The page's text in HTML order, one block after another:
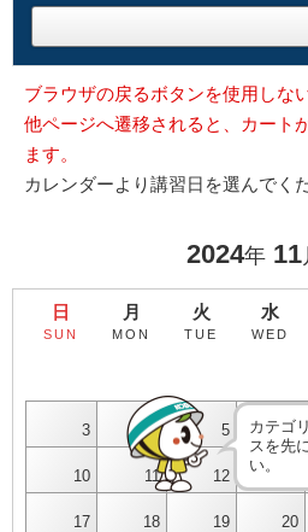
ブラウザの戻るボタンを使用しな
他ページへ遷移されると、カート
ます。
カレンダーより講習日を選んでく
2024年 11
日
SUN
月
MON
火
TUE
水
WED
3 4 5 6
10 11 12
17 18 19 20
カテゴ
スを先
い。